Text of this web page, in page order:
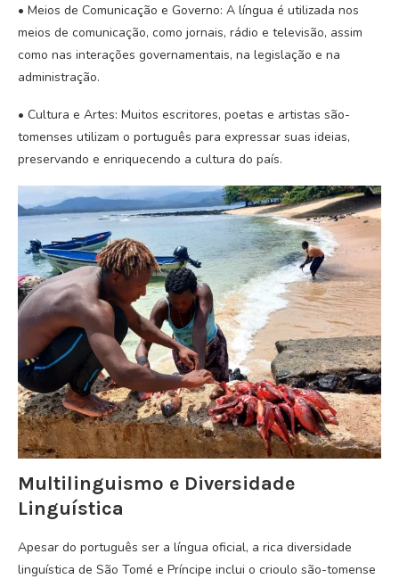
• Meios de Comunicação e Governo: A língua é utilizada nos
meios de comunicação, como jornais, rádio e televisão, assim
como nas interações governamentais, na legislação e na
administração.
• Cultura e Artes: Muitos escritores, poetas e artistas são-
tomenses utilizam o português para expressar suas ideias,
preservando e enriquecendo a cultura do país.
Multilinguismo e Diversidade
Linguística
Apesar do português ser a língua oficial, a rica diversidade
linguística de São Tomé e Príncipe inclui o crioulo são-tomense